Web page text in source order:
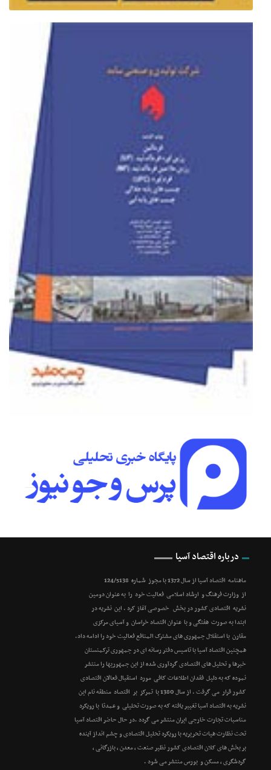
درباره اقتصاد آسیا
ماهنامه اقتصاد آسیا از سال 1372 با مجوز شماره 124/5138
از وزارت فرهنگ و ارشاد اسلامی فعالیت خود را به عنوان دومین
نشریه اقتصادی کشور در بخش خصوصی آغاز کرد . این نشریه در
ابتدا به صورت هفتگی و با عنوان اقتصاد خراسان و آسیای مرکزی
مقارن با استقلال جمهوری های مشترک المنافع فعالیت خود را ادامه داد.
همچنین اقتصاد آسیا با تاسیس دفتر رسانه ای در جمهوری ترکمنستان
خبرها و تحلیل های اقتصادی گردآوری شده از این جمهوریها را منتشر
نموده که به دلیل فقدان اطلاعات کافی مورد استقبال فعالان اقتصادی
کشور قرار می گرفت . از سال 1380 با تمرکز بر اقتصاد منطقه نام این
نشریه به اقتصاد آسیا تغییر یافته که به صورت تحلیلی و عمدتا با رویکرد
مناسبات تجارت خارجی ایران منتشر می گردد .در حال حاضر اقتصاد آسیا
تحت نظارت هیات تحریریه با رویکرد تحلیل اقتصادی و چشم انداز آینده
بر بخش های کلان اقتصادی کشور نظیر صنعت ، معدن ، بازرگانی ،
گردشگری ، مسکن و بورس منتشر می شود .